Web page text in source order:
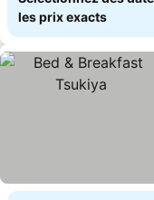
les prix exacts